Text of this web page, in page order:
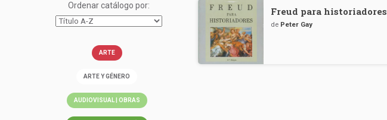
Ordenar catálogo por:
ARTE
ARTE Y GÉNERO
AUDIOVISUAL | OBRAS
Freud para historiadores
de Peter Gay